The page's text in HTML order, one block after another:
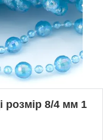
розмір 8/4 мм 1